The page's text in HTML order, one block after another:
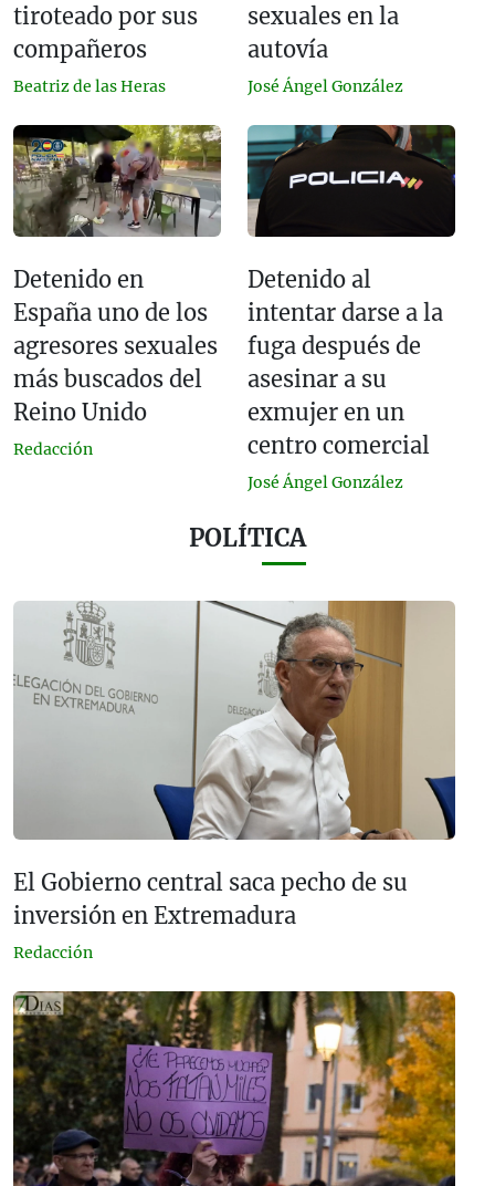
tiroteado por sus
compañeros
Beatriz de las Heras
sexuales en la
autovía
José Ángel González
Detenido en
España uno de los
agresores sexuales
más buscados del
Reino Unido
Redacción
Detenido al
intentar darse a la
fuga después de
asesinar a su
exmujer en un
centro comercial
José Ángel González
POLÍTICA
El Gobierno central saca pecho de su
inversión en Extremadura
Redacción